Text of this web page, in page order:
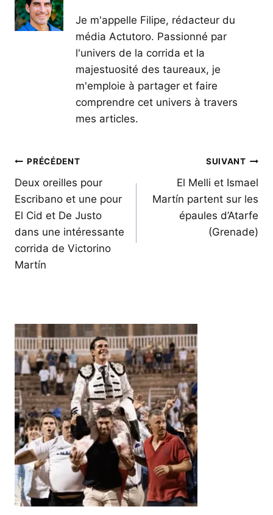
Je m'appelle Filipe, rédacteur du
média Actutoro. Passionné par
l'univers de la corrida et la
majestuosité des taureaux, je
m'emploie à partager et faire
comprendre cet univers à travers
mes articles.
Navigation
de
l’article
PRÉCÉDENT
Deux oreilles pour
Escribano et une pour
El Cid et De Justo
dans une intéressante
corrida de Victorino
Martín
SUIVANT
El Melli et Ismael
Martín partent sur les
épaules d’Atarfe
(Grenade)